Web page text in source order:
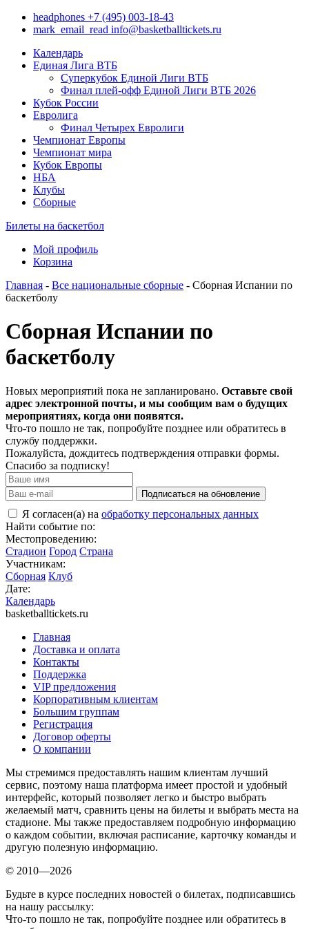
headphones +7 (495) 003-18-43
mark_email_read info@basketballtickets.ru
Календарь
Единая Лига ВТБ
Суперкубок Единой Лиги ВТБ
Финал плей-офф Единой Лиги ВТБ 2026
Кубок России
Евролига
Финал Четырех Евролиги
Чемпионат Европы
Чемпионат мира
Кубок Европы
НБА
Клубы
Сборные
Билеты на баскетбол
Мой профиль
Корзина
Главная - Все национальные сборные - Сборная Испании по
баскетболу
Сборная Испании по
баскетболу
Новых мероприятий пока не запланировано. Оставьте свой
адрес электронной почты, и мы сообщим вам о будущих
мероприятиях, когда они появятся.
Что-то пошло не так, попробуйте позднее или обратитесь в
службу поддержки.
Пожалуйста, дождитесь подтверждения отправки формы.
Спасибо за подписку!
Подписаться на обновление
Я согласен(а) на обработку персональных данных
Найти событие по:
Местопроведению:
Стадион Город Страна
Участникам:
Сборная Клуб
Дате:
Календарь
basketballtickets.ru
Главная
Доставка и оплата
Контакты
Поддержка
VIP предложения
Корпоративным клиентам
Большим группам
Регистрация
Договор оферты
О компании
Мы стремимся предоставлять нашим клиентам лучший
сервис, поэтому наша платформа имеет простой и удобный
интерфейс, который позволяет легко и быстро выбрать
желаемый матч, сравнить цены на билеты и выбрать места на
стадионе. Мы также предоставляем подробную информацию
о каждом событии, включая расписание, карточку команды и
другую полезную информацию.
© 2010—2026
Будьте в курсе последних новостей о билетах, подписавшись
на нашу рассылку:
Что-то пошло не так, попробуйте позднее или обратитесь в